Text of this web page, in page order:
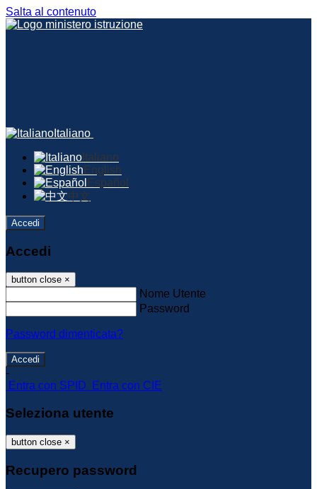
Salta al contenuto
Italiano
Italiano
English
Español
中文
Accedi
Accedi
button close ×
Nome Utente
Password
Password dimenticata?
-
Entra con SPID
Entra con CIE
Seleziona utente
button close ×
Recupero password